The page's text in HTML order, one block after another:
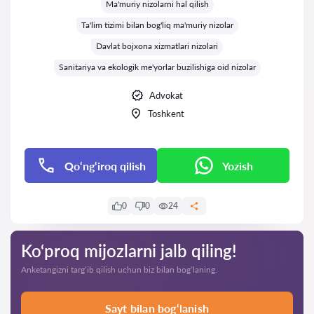
Ma'muriy nizolarni hal qilish
Ta'lim tizimi bilan bog'liq ma'muriy nizolar
Davlat bojxona xizmatlari nizolari
Sanitariya va ekologik me'yorlar buzilishiga oid nizolar
Advokat
Toshkent
Qo‘ng‘iroq qilish Yozish
0 0 24
Ko‘proq mijozlarni jalb qiling!
Anketangizni targ‘ib qilish uchun biz bilan bog‘laning.
Sayt bilan bog‘lanish